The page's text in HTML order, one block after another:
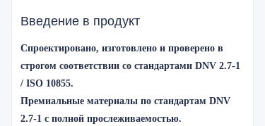
Введение в продукт
Спроектировано, изготовлено и проверено в
строгом соответствии со стандартами DNV 2.7-1
/ ISO 10855.
Премиальные материалы по стандартам DNV
2.7-1 с полной прослеживаемостью.